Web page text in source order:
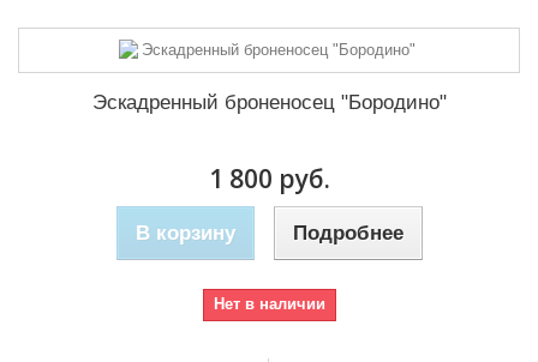
Эскадренный броненосец "Бородино"
1 800 руб.
В корзину Подробнее
Нет в наличии